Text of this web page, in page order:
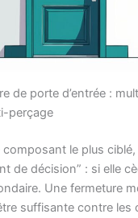
de porte d’entrée :
perçage
composant le plus ciblé,
de décision” : si elle
Une fermeture
suffisante contre les